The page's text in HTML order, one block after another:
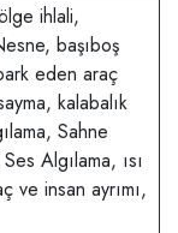
ihlali,
başıboş
eden araç
kalabalık
Sahne
Algılama, ısı
ve insan ayrımı,